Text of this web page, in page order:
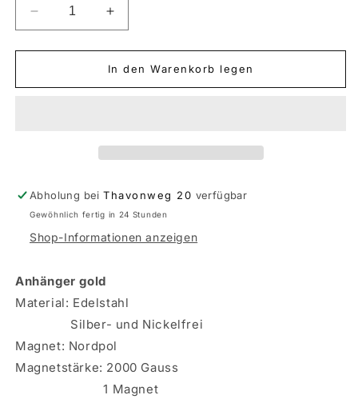
Verringere
die
für
Acht
Erhöhe
die
für
Anhänger
unendliche
Acht
In den Warenkorb legen
Abholung beiThavonweg 20 verfügbar
Gewöhnlich fertig in 24 Stunden
Shop-Informationen anzeigen
Anhänger gold
Material: Edelstahl
Silber- und Nickelfrei
Magnet: Nordpol
Magnetstärke: 2000 Gauss
1 Magnet